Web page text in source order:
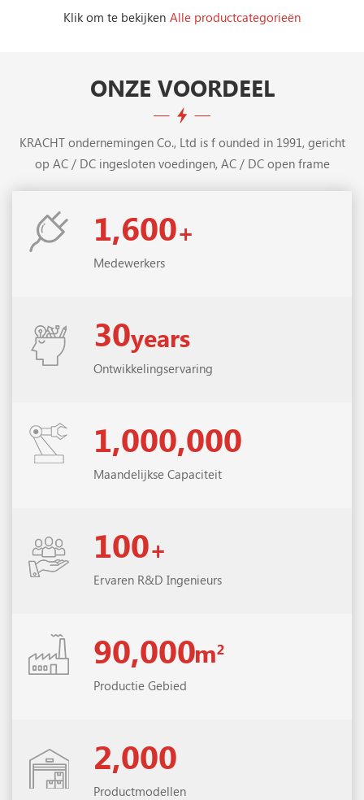
SMT ontwerp, hoog efficiëntie; 2. filter binnen,
inbranden test.
Klik om te bekijken Alle productcategorieën
ONZE VOORDEEL
KRACHT ondernemingen Co., Ltd is f ounded in 1991, gericht
op AC / DC ingesloten voedingen, AC / DC open frame
heeft 3 sterke R&D teams met 80 ervaren ingenieurs, die
klanten kunnen voorzien van standaardproducten en op maat
gemaakte serive.
1,600
Medewerkers
30
Ontwikkelingservaring
1,000,000
Maandelijkse Capaciteit
100
Ervaren R&D Ingenieurs
90,000
Productie Gebied
2,000
Productmodellen